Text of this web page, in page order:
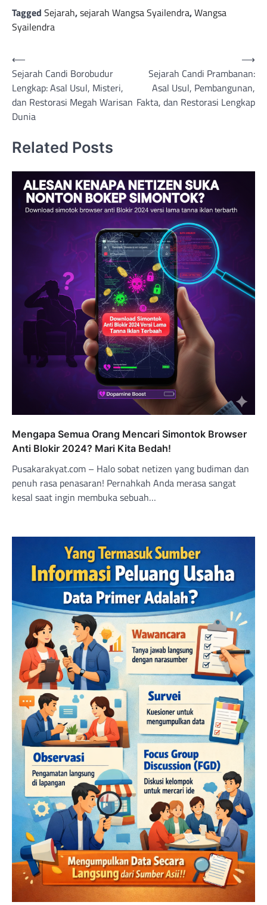
Tagged Sejarah,sejarah Wangsa Syailendra,Wangsa
Syailendra
Navigasi
pos
⟵
Sejarah Candi Borobudur
Lengkap: Asal Usul, Misteri,
dan Restorasi Megah Warisan
Dunia
Sejarah Candi Prambanan:
Asal Usul, Pembangunan,
Fakta, dan Restorasi Lengkap
⟶
Related Posts
Mengapa Semua Orang Mencari Simontok Browser
Anti Blokir 2024? Mari Kita Bedah!
Pusakarakyat.com – Halo sobat netizen yang budiman dan
penuh rasa penasaran! Pernahkah Anda merasa sangat
kesal saat ingin membuka sebuah…